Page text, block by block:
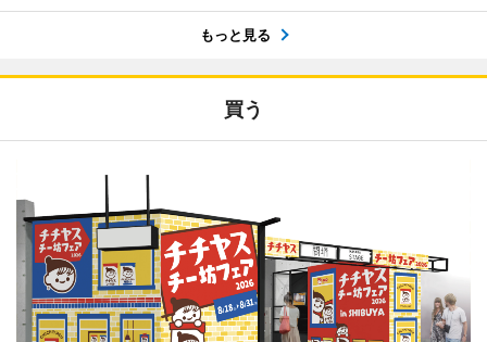
もっと見る
買う